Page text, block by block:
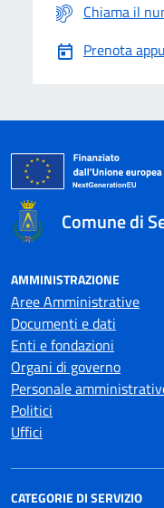
Chiama il
Prenota
Comune di
AMMINISTRAZIONE
Aree Amministrative
Documenti e dati
Enti e fondazioni
Organi di governo
Personale
Politici
Uffici
CATEGORIE DI SERVIZIO